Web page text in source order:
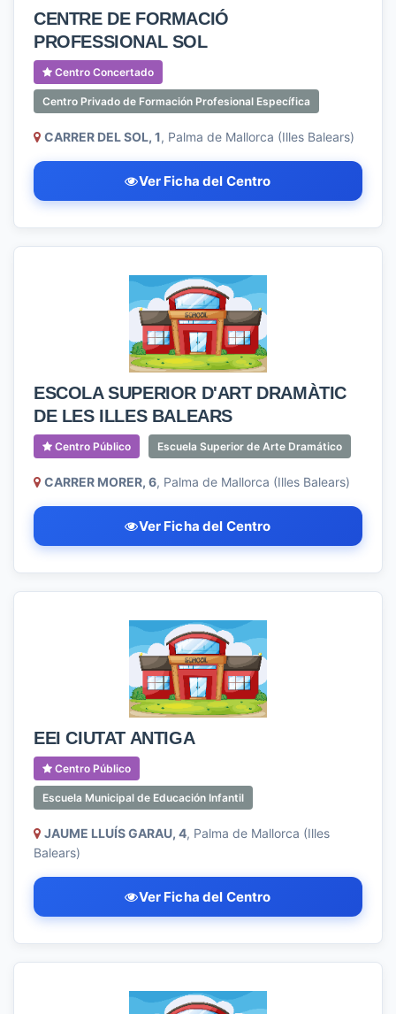
CENTRE DE FORMACIÓ
PROFESSIONAL SOL
Centro Concertado
Centro Privado de Formación Profesional Específica
CARRER DEL SOL, 1, Palma de Mallorca (Illes Balears)
Ver Ficha del Centro
ESCOLA SUPERIOR D'ART DRAMÀTIC
DE LES ILLES BALEARS
Centro Público Escuela Superior de Arte Dramático
CARRER MORER, 6, Palma de Mallorca (Illes Balears)
Ver Ficha del Centro
EEI CIUTAT ANTIGA
Centro Público
Escuela Municipal de Educación Infantil
JAUME LLUÍS GARAU, 4, Palma de Mallorca (Illes
Balears)
Ver Ficha del Centro